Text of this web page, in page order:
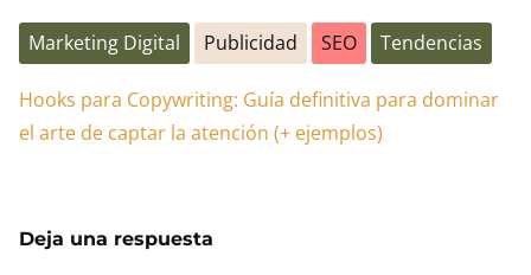
Marketing Digital Publicidad SEO Tendencias
Hooks para Copywriting: Guía definitiva para dominar
el arte de captar la atención (+ ejemplos)
Deja una respuesta